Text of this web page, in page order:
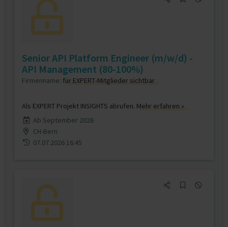
Senior API Platform Engineer (m/w/d) -
API Management (80-100%)
Firmenname: für EXPERT-Mitglieder sichtbar
Als EXPERT Projekt INSIGHTS abrufen. Mehr erfahren »
Ab September 2026
CH-Bern
07.07.2026 16:45